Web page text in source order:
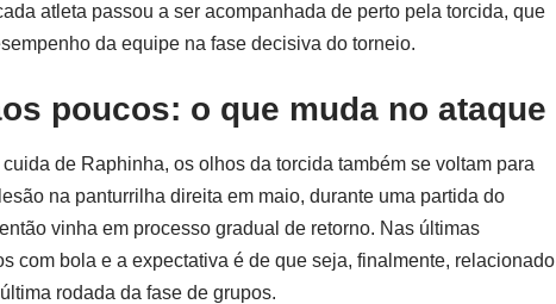
atleta passou a ser acompanhada de perto pela torcida, que
da equipe na fase decisiva do torneio.
poucos: o que muda no ataque
de Raphinha, os olhos da torcida também se voltam para
na panturrilha direita em maio, durante uma partida do
vinha em processo gradual de retorno. Nas últimas
com bola e a expectativa é de que seja, finalmente, relacionado
rodada da fase de grupos.